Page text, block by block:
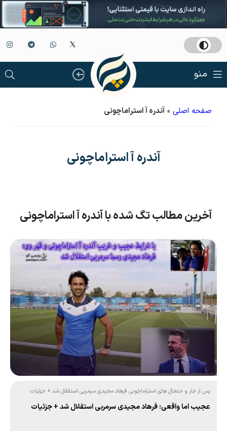
منو
صفحه اصلی » آندره آ استراماچونی
آندره آ استراماچونی
آخرین مطالب تگ شده با آندره آ استراماچونی
پس از جار و جنجال های استراماچونی فرهاد مجیدی سرمربی استقلال شد + جزئیات
عجیب اما واقعی: فرهاد مجیدی سرمربی استقلال شد + جزئیات